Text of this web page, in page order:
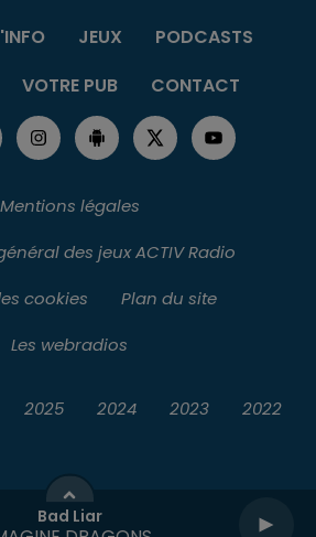
Bad Liar
JEUX
PODCASTS
VOTRE PUB CONTACT
Mentions légales
des jeux ACTIV Radio
cookies
Plan du site
Les webradios
2025 2024 2023 2022